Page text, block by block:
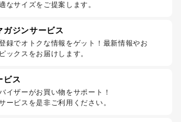
なサイズをご提案します。
ガジンサービス
録でオトクな情報をゲット！最新情報やお
ックスをお届けします。
ビス
イザーがお買い物をサポート！
ービスを是非ご利用ください。